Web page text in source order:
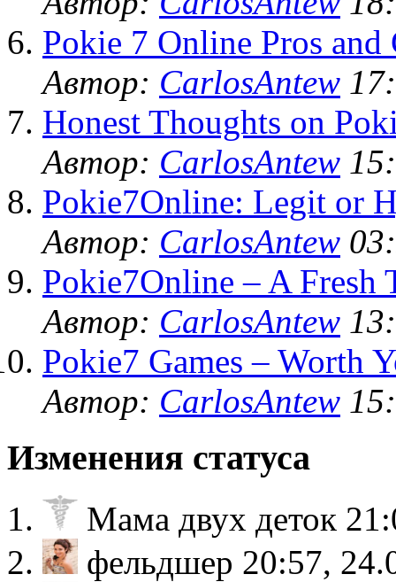
Pokie 7 Online Pros and
Автор: CarlosAntew
Honest Thoughts on
Автор: CarlosAntew
Pokie7Online: Legit or
Автор: CarlosAntew
Pokie7Online – A Fresh
Автор: CarlosAntew
Pokie7 Games – Worth
Автор: CarlosAntew
Изменения статуса
Мама двух деток
фельдшер 20:57,